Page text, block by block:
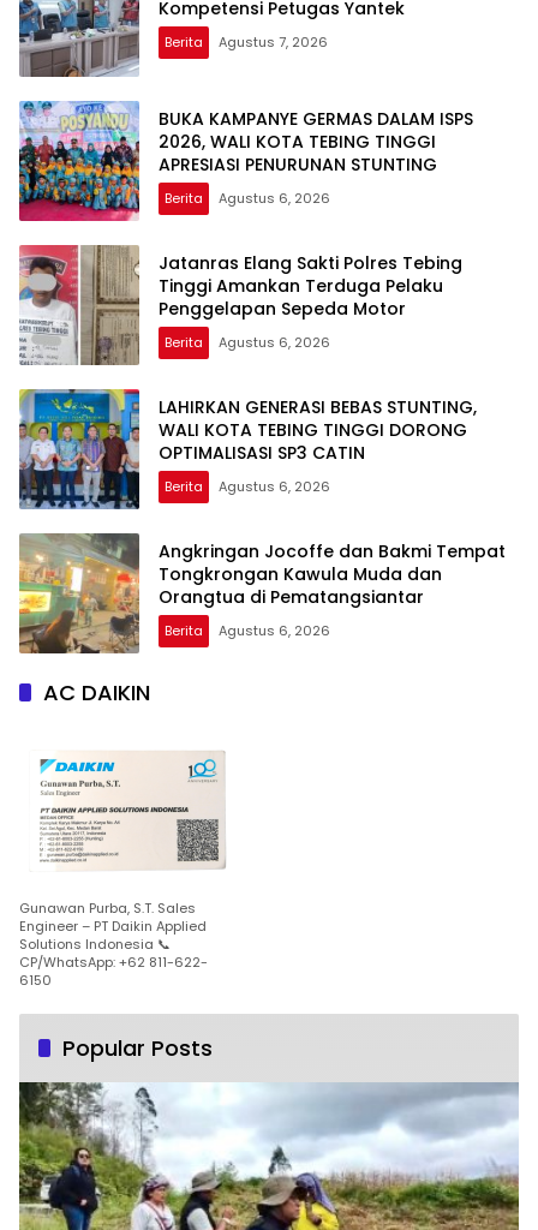
Kompetensi Petugas Yantek
Berita Agustus 7, 2026
BUKA KAMPANYE GERMAS DALAM ISPS
2026, WALI KOTA TEBING TINGGI
APRESIASI PENURUNAN STUNTING
Berita Agustus 6, 2026
Jatanras Elang Sakti Polres Tebing
Tinggi Amankan Terduga Pelaku
Penggelapan Sepeda Motor
Berita Agustus 6, 2026
LAHIRKAN GENERASI BEBAS STUNTING,
WALI KOTA TEBING TINGGI DORONG
OPTIMALISASI SP3 CATIN
Berita Agustus 6, 2026
Angkringan Jocoffe dan Bakmi Tempat
Tongkrongan Kawula Muda dan
Orangtua di Pematangsiantar
Berita Agustus 6, 2026
AC DAIKIN
Gunawan Purba, S.T. Sales
Engineer – PT Daikin Applied
Solutions Indonesia 📞
CP/WhatsApp: +62 811-622-
6150
Popular Posts